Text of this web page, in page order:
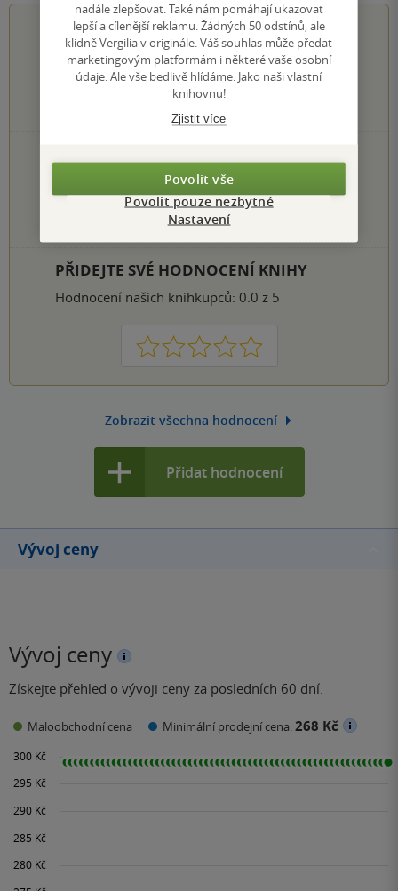
5.0z5
0×
4 hvězdičky
3 hvězdičky
0×
2 hvězdičky
0×
1 hvezdička
PŘIDEJTE SVÉ HODNOCENÍ KNIHY
Hodnocení našich knihkupců: 0.0 z 5
1 2 3 4 5
Zobrazit všechna hodnocení
Přidat hodnocení
Vývoj ceny
Vývoj ceny
Získejte přehled o vývoji ceny za posledních 60 dní.
Maloobchodní cena Minimální prodejní cena:268 Kč
nadále zlepšovat. Také nám pomáhají ukazovat
lepší a cílenější reklamu. Žádných 50 odstínů, ale
klidně Vergilia v originále. Váš souhlas může předat
marketingovým platformám i některé vaše osobní
údaje. Ale vše bedlivě hlídáme. Jako naši vlastní
knihovnu!
Zjistit více
Povolit vše
Povolit pouze nezbytné
Nastavení